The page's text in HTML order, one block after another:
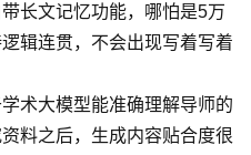
长文记忆功能，哪怕是5万
辑连贯，不会出现写着写着
术大模型能准确理解导师的
料之后，生成内容贴合度很